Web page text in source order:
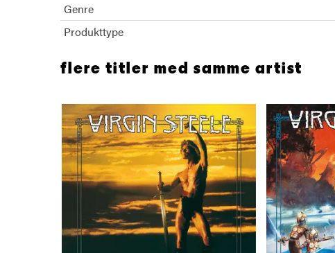
Genre
Produkttype
flere titler med samme artist